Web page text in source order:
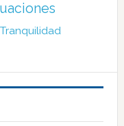
Tranquilidad